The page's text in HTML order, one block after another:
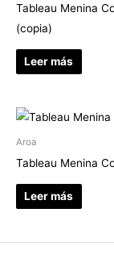
Tableau Menina
(copia)
Leer más
Aroa
Tableau Menina
Leer más